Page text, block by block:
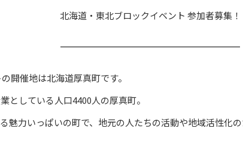
北海道・東北ブロックイベント 参加者募集！
════════════════════ㅤ
開催地は北海道厚真町です。
としている人口4400人の厚真町。
魅力いっぱいの町で、地元の人たちの活動や地域活性化